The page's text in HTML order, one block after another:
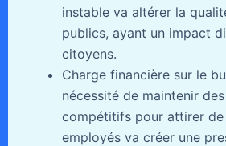
instable va altérer la
publics, ayant un impact
citoyens.
Charge financière sur le
nécessité de maintenir
compétitifs pour attirer de
employés va créer une